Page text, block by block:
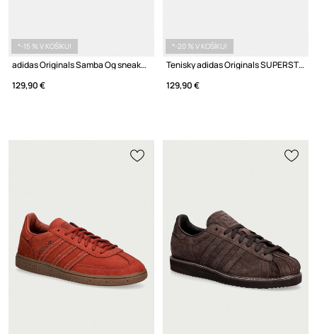
*-15 % V KOŠÍKU!
adidas Originals Samba Og sneakers pánske kožené
129,90 €
*-20 % V KOŠÍKU!
Tenisky adidas Originals SUPERSTAR II
129,90 €